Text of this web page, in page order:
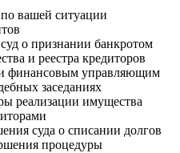
по вашей ситуации
о признании банкротом
и реестра кредиторов
финансовым управляющим
заседаниях
реализации имущества
суда о списании долгов
процедуры